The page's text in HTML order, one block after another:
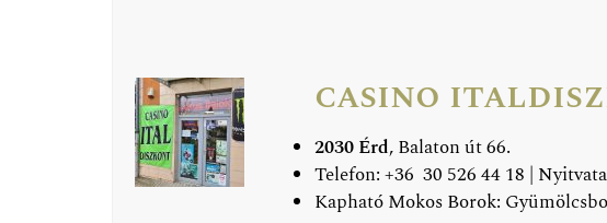
casino
2030 Érd, Balaton út 66.
Telefon: +36 30 526 44 18 |
Kapható Mokos Borok: